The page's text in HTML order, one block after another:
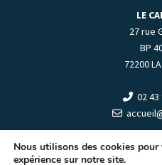
LE
27 rue
BP
72200
02 43
+HORAIRES
Nous utilisons des cookies
expérience sur notre site.